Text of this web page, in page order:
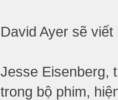
David Ayer sẽ
Jesse Eisenberg,
trong bộ phim,